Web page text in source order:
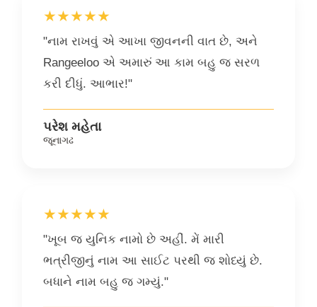
★★★★★
"નામ રાખવું એ આખા જીવનની વાત છે, અને
Rangeeloo એ અમારું આ કામ બહુ જ સરળ
કરી દીધું. આભાર!"
પરેશ મહેતા
જૂનાગઢ
★★★★★
"ખૂબ જ યુનિક નામો છે અહીં. મેં મારી
ભત્રીજીનું નામ આ સાઈટ પરથી જ શોધ્યું છે.
બધાને નામ બહુ જ ગમ્યું."